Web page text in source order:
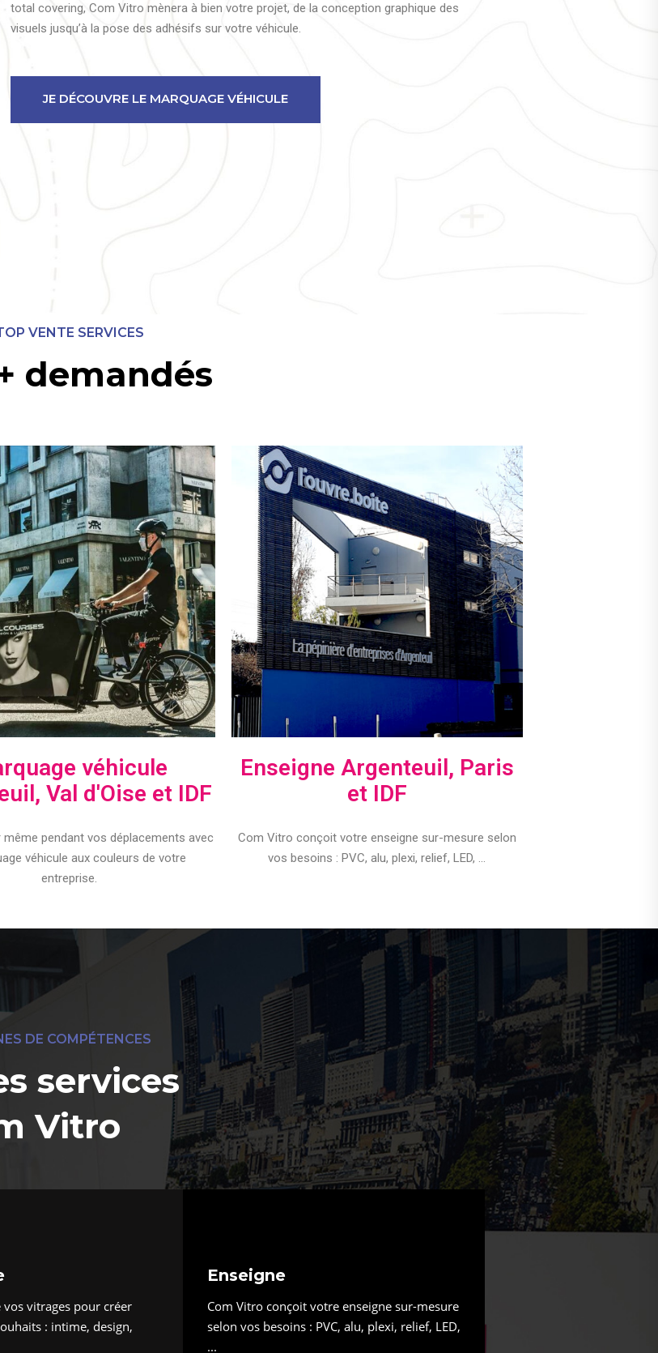
total covering, Com Vitro mènera à bien votre projet, de la conception graphique des
visuels jusqu’à la pose des adhésifs sur votre véhicule.
JE DÉCOUVRE LE MARQUAGE VÉHICULE
VENTE SERVICES
demandés
véhicule
Val d'Oise et IDF
même pendant vos déplacements avec
véhicule aux couleurs de votre
entreprise.
Enseigne Argenteuil, Paris
et IDF
Com Vitro conçoit votre enseigne sur-mesure selon
vos besoins : PVC, alu, plexi, relief, LED, ...
DE COMPÉTENCES
services
Vitro
vitrages pour créer
: intime, design,
Enseigne
Com Vitro conçoit votre enseigne sur-mesure
selon vos besoins : PVC, alu, plexi, relief, LED,
...